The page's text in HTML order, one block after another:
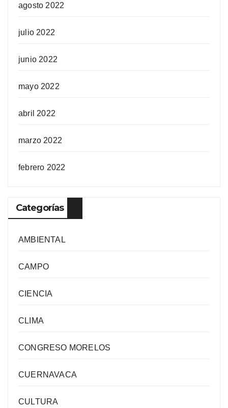
agosto 2022
julio 2022
junio 2022
mayo 2022
abril 2022
marzo 2022
febrero 2022
Categorías
AMBIENTAL
CAMPO
CIENCIA
CLIMA
CONGRESO MORELOS
CUERNAVACA
CULTURA